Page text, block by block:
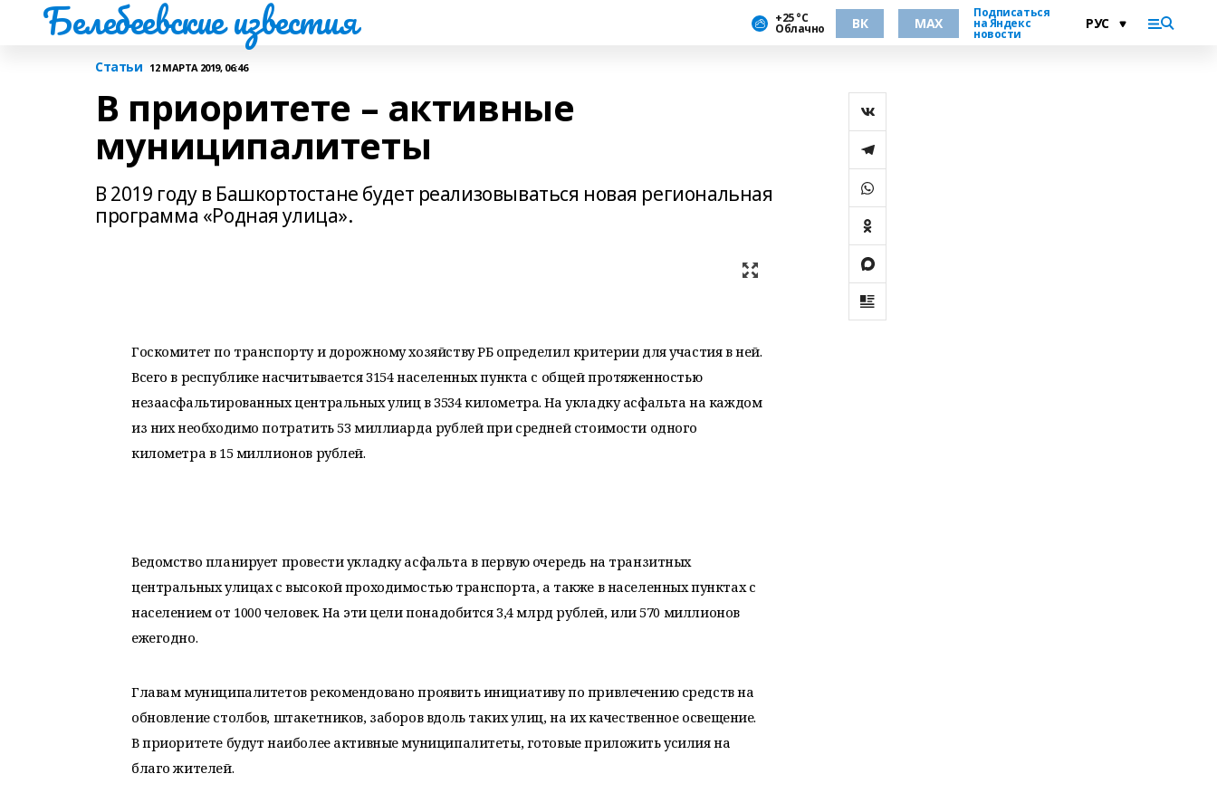
Белебеевские известия +25 °С
Облачно ВК MAX
Подписаться
на Яндекс
новости
Статьи 12 МАРТА 2019, 06:46
В приоритете – активные
муниципалитеты
В 2019 году в Башкортостане будет реализовываться новая региональная
программа «Родная улица».
Госкомитет по транспорту и дорожному хозяйству РБ определил критерии для участия в ней.
Всего в республике насчитывается 3154 населенных пункта с общей протяженностью
незаасфальтированных центральных улиц в 3534 километра. На укладку асфальта на каждом
из них необходимо потратить 53 миллиарда рублей при средней стоимости одного
километра в 15 миллионов рублей.
Ведомство планирует провести укладку асфальта в первую очередь на транзитных
центральных улицах с высокой проходимостью транспорта, а также в населенных пунктах с
населением от 1000 человек. На эти цели понадобится 3,4 млрд рублей, или 570 миллионов
ежегодно.
Главам муниципалитетов рекомендовано проявить инициативу по привлечению средств на
обновление столбов, штакетников, заборов вдоль таких улиц, на их качественное освещение.
В приоритете будут наиболее активные муниципалитеты, готовые приложить усилия на
благо жителей.